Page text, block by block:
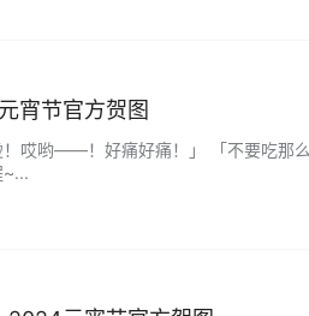
宵节官方贺图
！哎哟——！好痛好痛！」 「不要吃那
~...